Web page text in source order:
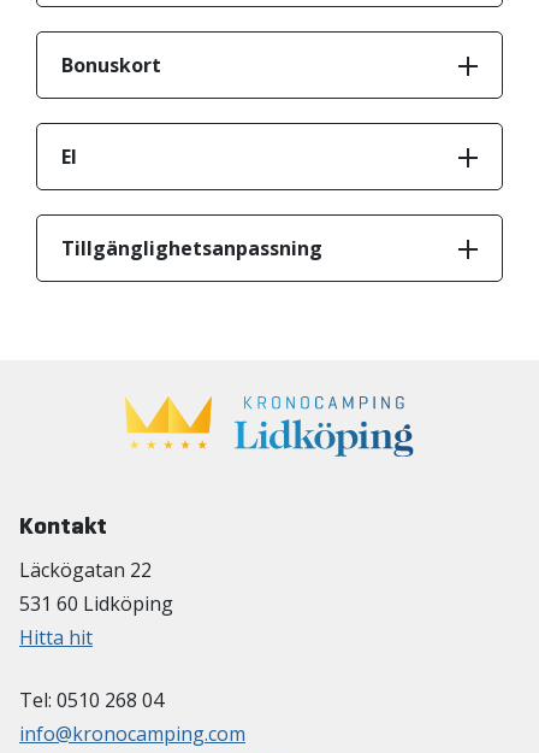
Bonuskort
El
Tillgänglighetsanpassning
Kontakt
Läckögatan 22
531 60 Lidköping
Hitta hit
Tel: 0510 268 04
info@kronocamping.com